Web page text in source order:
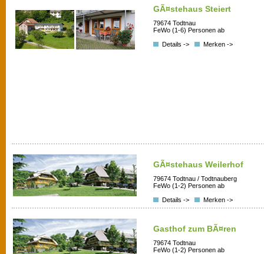
GÃ¤stehaus Steiert
79674 Todtnau
FeWo (1-6) Personen ab
Details ->
Merken ->
GÃ¤stehaus Weilerhof
79674 Todtnau / Todtnauberg
FeWo (1-2) Personen ab
Details ->
Merken ->
Gasthof zum BÃ¤ren
79674 Todtnau
FeWo (1-2) Personen ab